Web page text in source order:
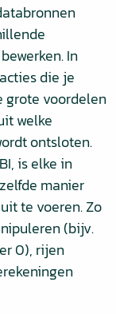
In
die je
grote voordelen
welke
ontsloten.
is elke in
manier
te voeren. Zo
(bijv.
0), rijen